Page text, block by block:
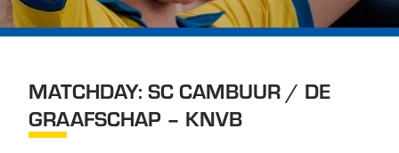
MATCHDAY: SC CAMBUUR / DE
GRAAFSCHAP – KNVB